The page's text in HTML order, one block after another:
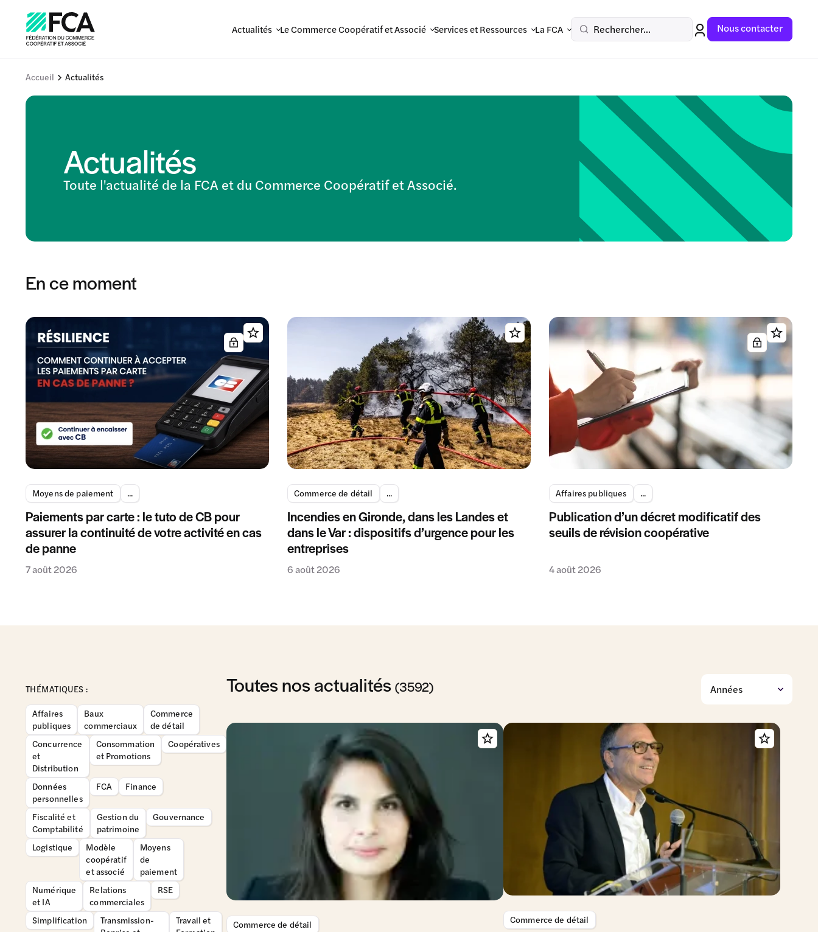
Actualités Le Commerce Coopératif et Associé Services et Ressources La FCA Rechercher... Nous contacter
Accueil Actualités
Actualités
Toute l'actualité de la FCA et du Commerce Coopératif et Associé.
En ce moment
Moyens de paiement ...
Paiements par carte : le tuto de CB pour
assurer la continuité de votre activité en cas
de panne
7 août 2026
Commerce de détail ...
Incendies en Gironde, dans les Landes et
dans le Var : dispositifs d’urgence pour les
entreprises
6 août 2026
Affaires publiques ...
Publication d’un décret modificatif des
seuils de révision coopérative
4 août 2026
THÉMATIQUES :
Affaires
publiques
Baux
commerciaux
Commerce
de détail
Concurrence
et
Distribution
Consommation
et Promotions
Coopératives
Données
personnelles
FCA Finance
Fiscalité et
Comptabilité
Gestion du
patrimoine
Gouvernance
Logistique
Modèle
coopératif
et associé
Moyens
de
paiement
Numérique
et IA
Relations
commerciales
RSE
Simplification
Transmission-
Travail et
Toutes nos actualités (3592)
Commerce de détail Commerce de détail